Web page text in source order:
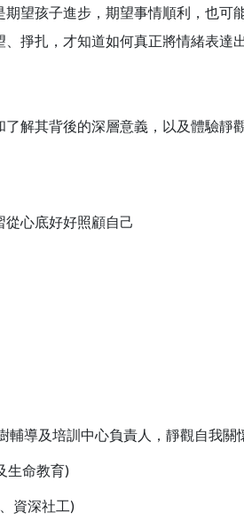
孩子進步，期望事情順利，也可
掙扎，才知道如何真正將情緒表達
其背後的深層意義，以及體驗靜
心底好好照顧自己
輔導及培訓中心負責人，靜觀自我
生命教育)
資深社工)